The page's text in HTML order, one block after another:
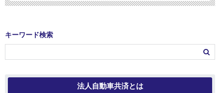
キーワード検索
法人自動車共済とは